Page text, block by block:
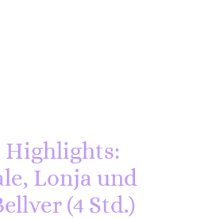
Highlights:
Lonja und
(4 Std.)